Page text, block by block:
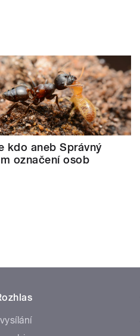
kdo aneb Správný
označení osob